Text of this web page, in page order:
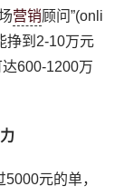
营销顾问”(onli
挣到2-10万元
600-1200万
元的单，